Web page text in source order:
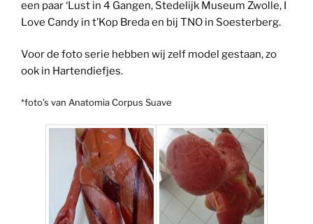
een paar ‘Lust in 4 Gangen, Stedelijk Museum Zwolle, I
Love Candy in t’Kop Breda en bij TNO in Soesterberg.
Voor de foto serie hebben wij zelf model gestaan, zo
ook in Hartendiefjes.
*foto’s van Anatomia Corpus Suave